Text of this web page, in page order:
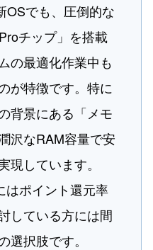
OSでも、圧倒的な
チップ」を搭載
の最適化作業中も
が特徴です。特に
背景にある「メモ
沢なRAM容量で安
現しています。
はポイント還元率
している方には間
選択肢です。